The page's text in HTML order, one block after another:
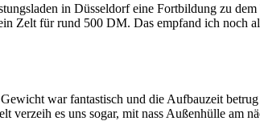
in Düsseldorf eine Fortbildung zu
Zelt für rund 500 DM. Das empfand ich noch
war fantastisch und die Aufbauzeit
es uns sogar, mit nass Außenhülle am